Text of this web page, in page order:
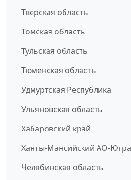
Тверская область
Томская область
Тульская область
Тюменская область
Удмуртская Республика
Ульяновская область
Хабаровский край
Ханты-Мансийский АО-Югра
Челябинская область